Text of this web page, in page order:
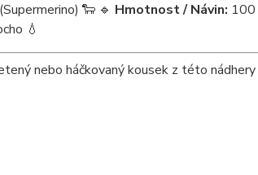
🐑 🔹 Hmotnost / Návin: 100
💧
nebo háčkovaný kousek z této